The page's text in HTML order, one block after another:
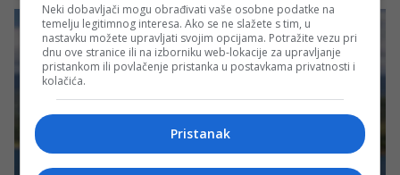
Neki dobavljači mogu obrađivati vaše osobne podatke na
temelju legitimnog interesa. Ako se ne slažete s tim, u
nastavku možete upravljati svojim opcijama. Potražite vezu pri
dnu ove stranice ili na izborniku web-lokacije za upravljanje
pristankom ili povlačenje pristanka u postavkama privatnosti i
kolačića.
Pristanak